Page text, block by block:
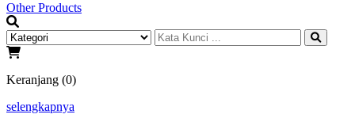
Other Products
Keranjang (0)
selengkapnya